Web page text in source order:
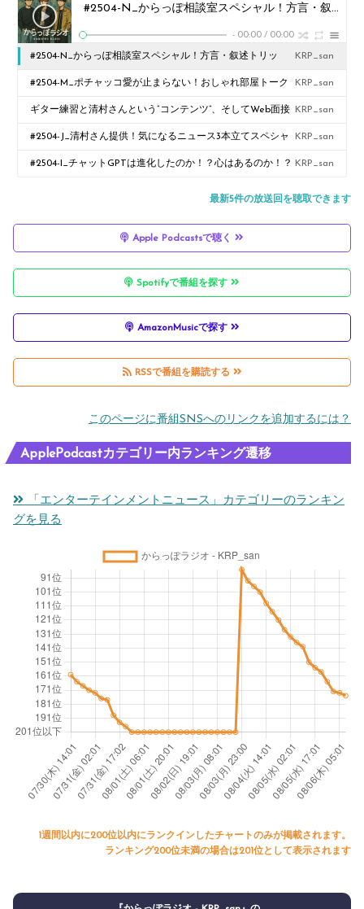
#2504-N_からっぽ相談室スペシャル！方言・叙述トリック・恋愛・政治、全部のせ回
- 00:00 / 00:00
#2504-N_からっぽ相談室スペシャル！方言・叙述トリッ
ク・恋愛・政治、全部のせ回
KRP_san
#2504-M_ポチャッコ愛が止まらない！おしゃれ部屋トーク KRP_san
ギター練習と清村さんという“コンテンツ”、そしてWeb面接
の悲喜こもごも
KRP_san
#2504-J_清村さん提供！気になるニュース3本立てスペシャ
ル回
KRP_san
#2504-I_チャットGPTは進化したのか！？心はあるのか！？ KRP_san
最新5件の放送回を聴取できます
Apple Podcastsで聴く
Spotifyで番組を探す
AmazonMusicで探す
RSSで番組を購読する
このページに番組SNSへのリンクを追加するには？
ApplePodcastカテゴリー内ランキング遷移
「エンターテインメントニュース」カテゴリーのランキン
グを見る
1週間以内に200位以内にランクインしたチャートのみが掲載されます。
ランキング200位未満の場合は201位として表示されます